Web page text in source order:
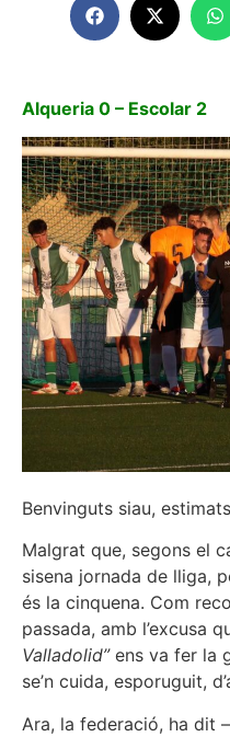
Alqueria 0 – Escolar 2
Benvinguts siau,
Malgrat que, segons el
sisena jornada de lliga,
és la cinquena. Com
passada, amb l’excusa
Valladolid” ens va fer la
se’n cuida, esporuguit,
Ara, la federació, ha